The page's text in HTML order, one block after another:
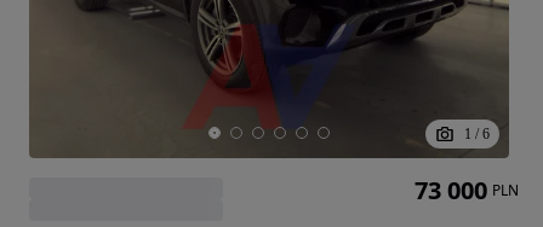
1 / 6
73 000 PLN